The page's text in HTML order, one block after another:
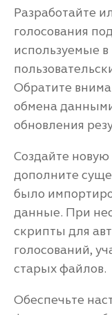
Разработайте
голосования
используемые
Обратите
обмена
обновления
Создайте
дополните
было
данные. При
скрипты для
голосований,
старых файлов.
Обеспечьте